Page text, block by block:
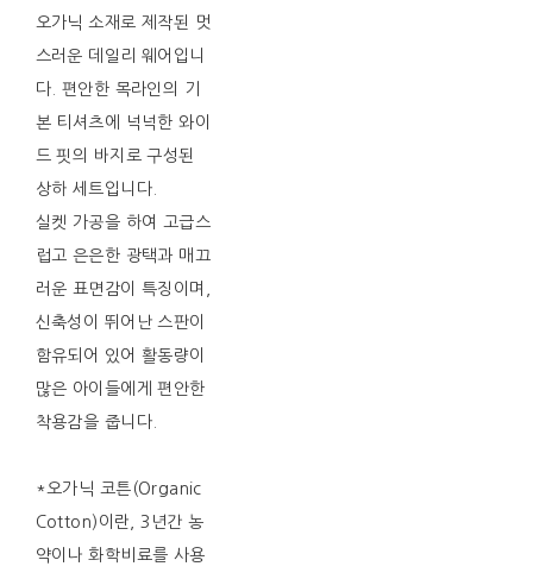
오가닉 소재로 제작된 멋
스러운 데일리 웨어입니
다. 편안한 목라인의 기
본 티셔츠에 넉넉한 와이
드 핏의 바지로 구성된
상하 세트입니다.
실켓 가공을 하여 고급스
럽고 은은한 광택과 매끄
러운 표면감이 특징이며,
신축성이 뛰어난 스판이
함유되어 있어 활동량이
많은 아이들에게 편안한
착용감을 줍니다.
*오가닉 코튼(Organic
Cotton)이란, 3년간 농
약이나 화학비료를 사용